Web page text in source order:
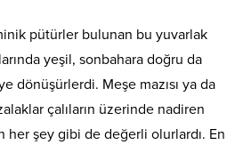
pütürler bulunan bu yuvarlak
yeşil, sonbahara doğru da
dönüşürlerdi. Meşe mazısı ya da
çalıların üzerinde nadiren
her şey gibi de değerli olurlardı. En